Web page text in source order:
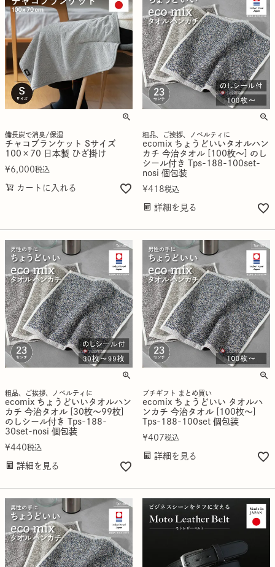
備長炭で消臭/保湿
チャコブランケット Sサイズ
100×70 日本製 ひざ掛け
¥6,000税込
カートに入れる
粗品、ご挨拶、ノベルティに
ecomix ちょうどいいタオルハン
カチ 今治タオル [100枚～] のし
シール付き Tps-188-100set-
nosi 個包装
¥418税込
詳細を見る
粗品、ご挨拶、ノベルティに
ecomix ちょうどいいタオルハン
カチ 今治タオル [30枚～99枚]
のしシール付き Tps-188-
30set-nosi 個包装
¥440税込
詳細を見る
プチギフト まとめ買い
ecomix ちょうどいい タオルハ
ンカチ 今治タオル [100枚～]
Tps-188-100set 個包装
¥407税込
詳細を見る